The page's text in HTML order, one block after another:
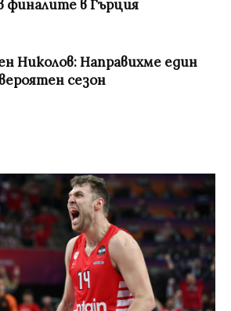
финалите в Гърция
Николов: Направихме един
сезон